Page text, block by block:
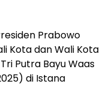
Prabowo
Kota dan Wali Kota
Putra Bayu Waas
di Istana